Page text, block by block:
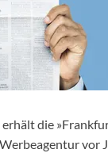
die
Werbeagentur